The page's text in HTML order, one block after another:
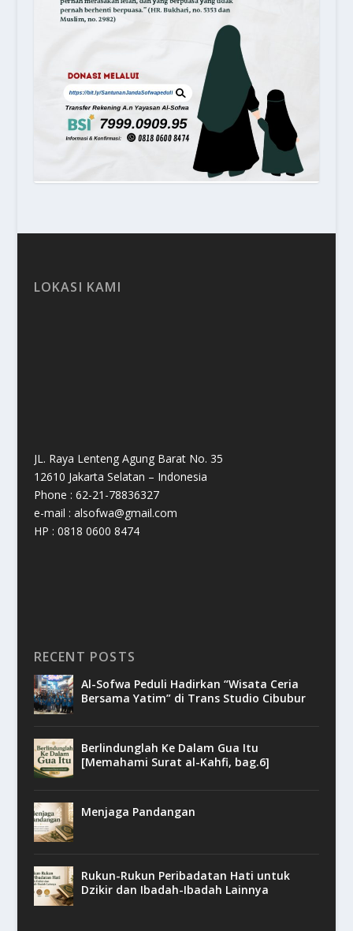
LOKASI KAMI
JL. Raya Lenteng Agung Barat No. 35
12610 Jakarta Selatan – Indonesia
Phone : 62-21-78836327
e-mail : alsofwa@gmail.com
HP : 0818 0600 8474
RECENT POSTS
Al-Sofwa Peduli Hadirkan “Wisata Ceria
Bersama Yatim” di Trans Studio Cibubur
Berlindunglah Ke Dalam Gua Itu
[Memahami Surat al-Kahfi, bag.6]
Menjaga Pandangan
Rukun-Rukun Peribadatan Hati untuk
Dzikir dan Ibadah-Ibadah Lainnya